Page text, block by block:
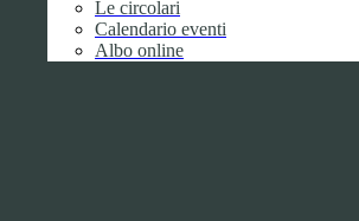
Le circolari
Calendario eventi
Albo online